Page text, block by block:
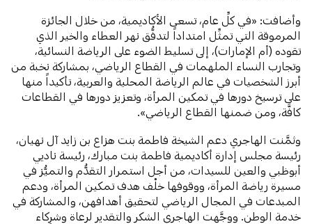
وأضافت: «في كلِّ عام، تسعى الأكاديمية، من خلال الجائزة
المرموقة التي تمثِّل امتداداً لتدفُّق نهر العطاء والخير الذي
تقوده (أم الإمارات)، إلى تسليط الضوء على الرياضة النسائية،
وتجارب النساء الملهمات في القطاع الرياضي، بمشاركة نخبة من
أبرز الشخصيات في عالم الرياضة المحلية والعربية، تأكيداً منها
على ترسيخ دورها في تمكين المرأة، وتعزيز دورها في القطاعات
كافَّة، ومن ضمنها القطاع الرياضي».
وثمَّنت الهاجري دعم الشيخة فاطمة بنت هزاع بن زايد آل نهيان،
رئيسة مجلس إدارة أكاديمية فاطمة بنت مبارك، رئيسة ناديي
أبوظبي والعين للسيدات، من أجل استمرار التقدُّم والتميُّز في
مسيرة رياضة المرأة، ووقوفها خلْف هدف تمكين المرأة، ودعم
المبدعات في المجال الرياضي لتحقيق أهدافهن، والمشاركة في
خدمة الوطن. ووجَّهت الهاجري الشكر والتقدير لرعاة وشركاء